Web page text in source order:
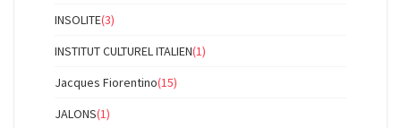
INSOLITE(3)
INSTITUT CULTUREL ITALIEN(1)
Jacques Fiorentino(15)
JALONS(1)